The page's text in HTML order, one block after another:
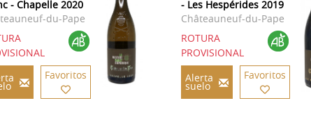
- Chapelle 2020
du-Pape
Favoritos
- Les Hespérides 2019
Châteauneuf-du-Pape
ROTURA
PROVISIONAL
Alerta
suelo
Favoritos